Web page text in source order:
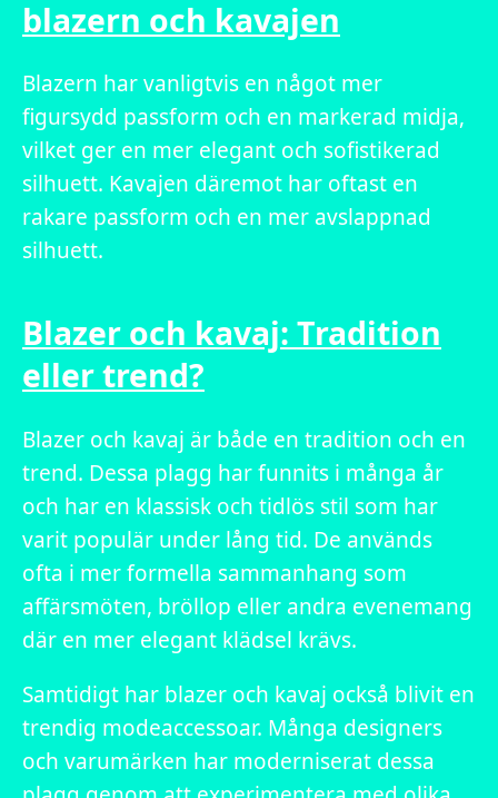
blazern och kavajen
Blazern har vanligtvis en något mer
figursydd passform och en markerad midja,
vilket ger en mer elegant och sofistikerad
silhuett. Kavajen däremot har oftast en
rakare passform och en mer avslappnad
silhuett.
Blazer och kavaj: Tradition
eller trend?
Blazer och kavaj är både en tradition och en
trend. Dessa plagg har funnits i många år
och har en klassisk och tidlös stil som har
varit populär under lång tid. De används
ofta i mer formella sammanhang som
affärsmöten, bröllop eller andra evenemang
där en mer elegant klädsel krävs.
Samtidigt har blazer och kavaj också blivit en
trendig modeaccessoar. Många designers
och varumärken har moderniserat dessa